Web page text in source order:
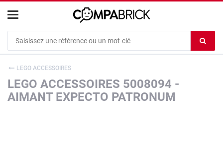
le
LEGO ACCESSOIRES
LEGO ACCESSOIRES 5008094 -
AIMANT EXPECTO PATRONUM
Cookies management panel